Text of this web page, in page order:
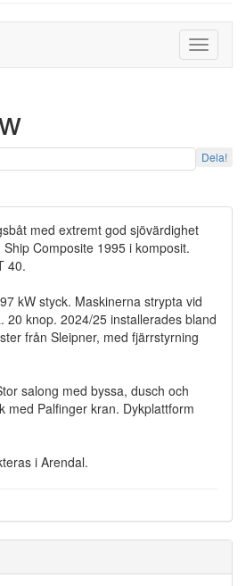
Toggle
Dela!
med extremt god sjövärdighet
Composite 1995 i komposit.
40.
kW styck. Maskinerna strypta vid
20 knop. 2024/25 installerades bland
från Sleipner, med fjärrstyrning
salong med byssa, dusch och
med Palfinger kran. Dykplattform
i Arendal.